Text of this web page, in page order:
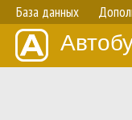
База данных